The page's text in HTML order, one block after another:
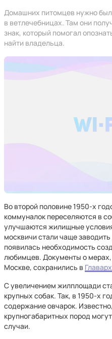
Домашних питомцев нужно
в ветлечебницах. Там они
знак, который помогал
найти владельца.
Во второй половине 1950-х
коммуналок переселяются в
улучшаются жилищные
москвичи стали чаще
появилась необходимость
любимцев. Документы о
Москве, сохранились в
С увеличением жилплощади
крупных собак. Так, в 1950-х
содержание овчарок.
крупногабаритных пород
случаи.